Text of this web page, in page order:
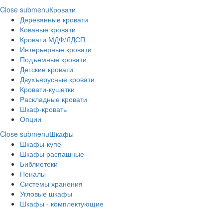
Close submenuКровати
Деревянные кровати
Кованые кровати
Кровати МДФ/ЛДСП
Интерьерные кровати
Подъемные кровати
Детские кровати
Двухъярусные кровати
Кровати-кушетки
Раскладные кровати
Шкаф-кровать
Опции
Close submenuШкафы
Шкафы-купе
Шкафы распашные
Библиотеки
Пеналы
Системы хранения
Угловые шкафы
Шкафы - комплектующие